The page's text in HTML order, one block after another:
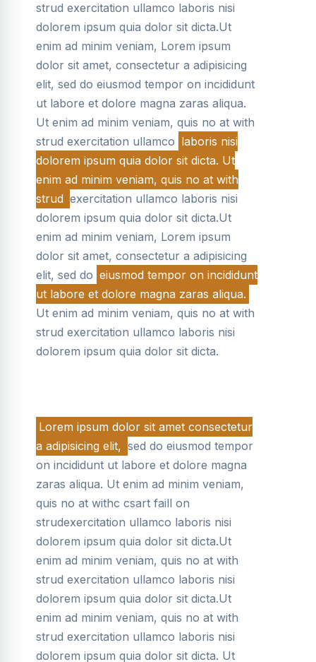
strud exercitation ullamco laboris nisi
dolorem ipsum quia dolor sit dicta.Ut
enim ad minim veniam, Lorem ipsum
dolor sit amet, consectetur a adipisicing
elit, sed do eiusmod tempor on incididunt
ut labore et dolore magna zaras aliqua.
Ut enim ad minim veniam, quis no at with
strud exercitation ullamco laboris nisi
dolorem ipsum quia dolor sit dicta. Ut
enim ad minim veniam, quis no at with
strud exercitation ullamco laboris nisi
dolorem ipsum quia dolor sit dicta.Ut
enim ad minim veniam, Lorem ipsum
dolor sit amet, consectetur a adipisicing
elit, sed do eiusmod tempor on incididunt
ut labore et dolore magna zaras aliqua.
Ut enim ad minim veniam, quis no at with
strud exercitation ullamco laboris nisi
dolorem ipsum quia dolor sit dicta.
Lorem ipsum dolor sit amet consectetur
a adipisicing elit, sed do eiusmod tempor
on incididunt ut labore et dolore magna
zaras aliqua. Ut enim ad minim veniam,
quis no at withc csart faill on
strudexercitation ullamco laboris nisi
dolorem ipsum quia dolor sit dicta.Ut
enim ad minim veniam, quis no at with
strud exercitation ullamco laboris nisi
dolorem ipsum quia dolor sit dicta.Ut
enim ad minim veniam, quis no at with
strud exercitation ullamco laboris nisi
dolorem ipsum quia dolor sit dicta. Ut